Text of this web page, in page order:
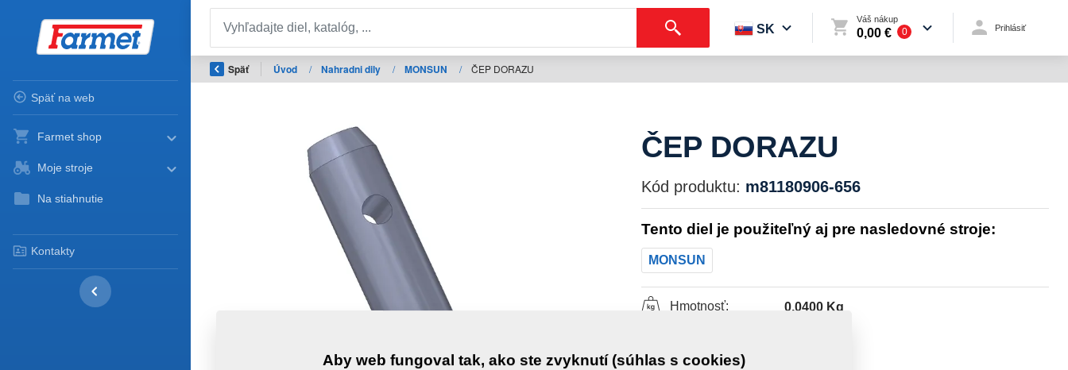
Späť na web
Farmet shop
Moje stroje
Na stiahnutie
Kontakty
SK
Váš nákup
0,00 € 0 Prihlásiť
Späť Úvod / Nahradni dily / MONSUN / ČEP DORAZU
ČEP DORAZU
Kód produktu: m81180906-656
Tento diel je použiteľný aj pre nasledovné stroje:
MONSUN
Hmotnosť: 0,0400 Kg
Aby web fungoval tak, ako ste zvyknutí (súhlas s cookies)